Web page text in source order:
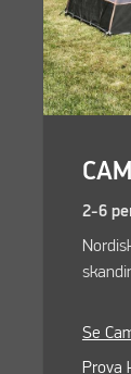
2-6
Se
Prova